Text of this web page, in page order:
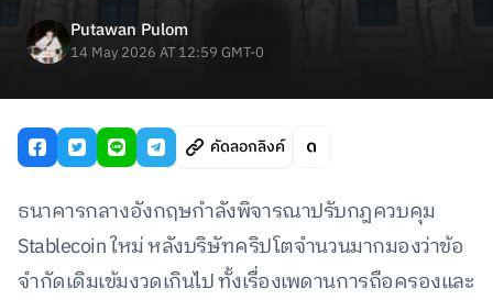
Putawan Pulom
14 May 2026 AT 12:59 GMT-0
คัดลอกลิงค์
ธนาคารกลางอังกฤษกำลังพิจารณาปรับกฎควบคุม
Stablecoin ใหม่ หลังบริษัทคริปโตจำนวนมากมองว่าข้อ
จำกัดเดิมเข้มงวดเกินไป ทั้งเรื่องเพดานการถือครองและ